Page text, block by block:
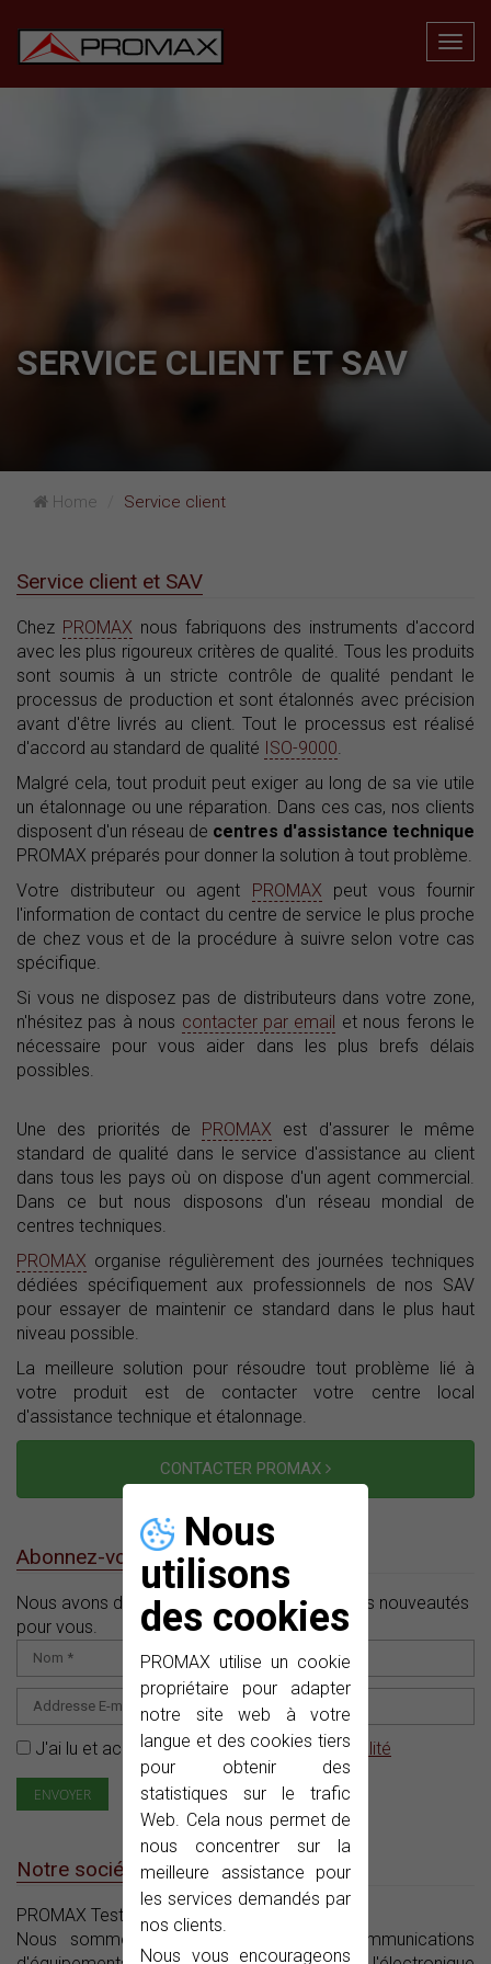
Nous
utilisons
des cookies
PROMAX utilise un cookie
propriétaire pour adapter
notre site web à votre
langue et des cookies tiers
pour obtenir des
statistiques sur le trafic
Web. Cela nous permet de
nous concentrer sur la
meilleure assistance pour
les services demandés par
nos clients.
Nous vous encourageons
SERVICE CLIENT ET SAV
Home Service client
Service client et SAV
Chez PROMAX nous fabriquons des instruments d'accord
avec les plus rigoureux critères de qualité. Tous les produits
sont soumis à un stricte contrôle de qualité pendant le
processus de production et sont étalonnés avec précision
avant d'être livrés au client. Tout le processus est réalisé
d'accord au standard de qualité ISO-9000.
Malgré cela, tout produit peut exiger au long de sa vie utile
un étalonnage ou une réparation. Dans ces cas, nos clients
disposent d'un réseau de centres d'assistance technique
PROMAX préparés pour donner la solution à tout problème.
Votre distributeur ou agent PROMAX peut vous fournir
l'information de contact du centre de service le plus proche
de chez vous et de la procédure à suivre selon votre cas
spécifique.
Si vous ne disposez pas de distributeurs dans votre zone,
n'hésitez pas à nous contacter par email et nous ferons le
nécessaire pour vous aider dans les plus brefs délais
possibles.
Une des priorités de PROMAX est d'assurer le même
standard de qualité dans le service d'assistance au client
dans tous les pays où on dispose d'un agent commercial.
Dans ce but nous disposons d'un réseau mondial de
centres techniques.
PROMAX organise régulièrement des journées techniques
dédiées spécifiquement aux professionnels de nos SAV
pour essayer de maintenir ce standard dans le plus haut
niveau possible.
La meilleure solution pour résoudre tout problème lié à
votre produit est de contacter votre centre local
d'assistance technique et étalonnage.
CONTACTER PROMAX
Abonnez-vous à notre e-News
Nous avons des offres, des promotions et des nouveautés
pour vous.
J'ai lu et accepté laPolitique de confidentialité
Notre société
PROMAX Test & Measurement SLU ©
Nous sommes des fabricants de télécommunications